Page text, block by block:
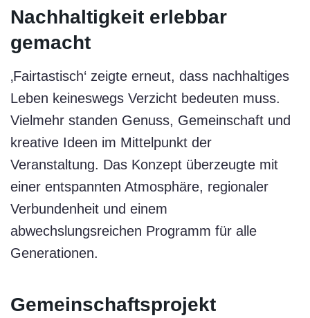
Nachhaltigkeit erlebbar
gemacht
‚Fairtastisch‘ zeigte erneut, dass nachhaltiges
Leben keineswegs Verzicht bedeuten muss.
Vielmehr standen Genuss, Gemeinschaft und
kreative Ideen im Mittelpunkt der
Veranstaltung. Das Konzept überzeugte mit
einer entspannten Atmosphäre, regionaler
Verbundenheit und einem
abwechslungsreichen Programm für alle
Generationen.
Gemeinschaftsprojekt